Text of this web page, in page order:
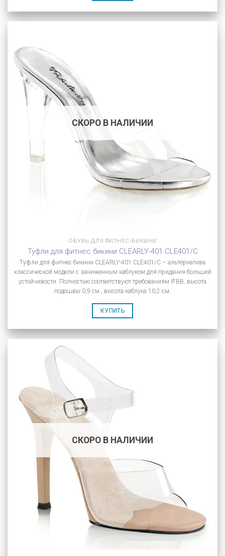
СКОРО В НАЛИЧИИ
ОБУВЬ ДЛЯ ФИТНЕС-БИКИНИ
Туфли для фитнес бикини CLEARLY-401 CLE401/C
Туфли для фитнес бикини CLEARLY-401 CLE401/C – альтернатива
классической модели с заниженным каблуком для придания большей
устойчивости. Полностью соответствуют требованиям IFBB, высота
подошвы 0,9 см., высота каблука 10,2 см.
КУПИТЬ
СКОРО В НАЛИЧИИ